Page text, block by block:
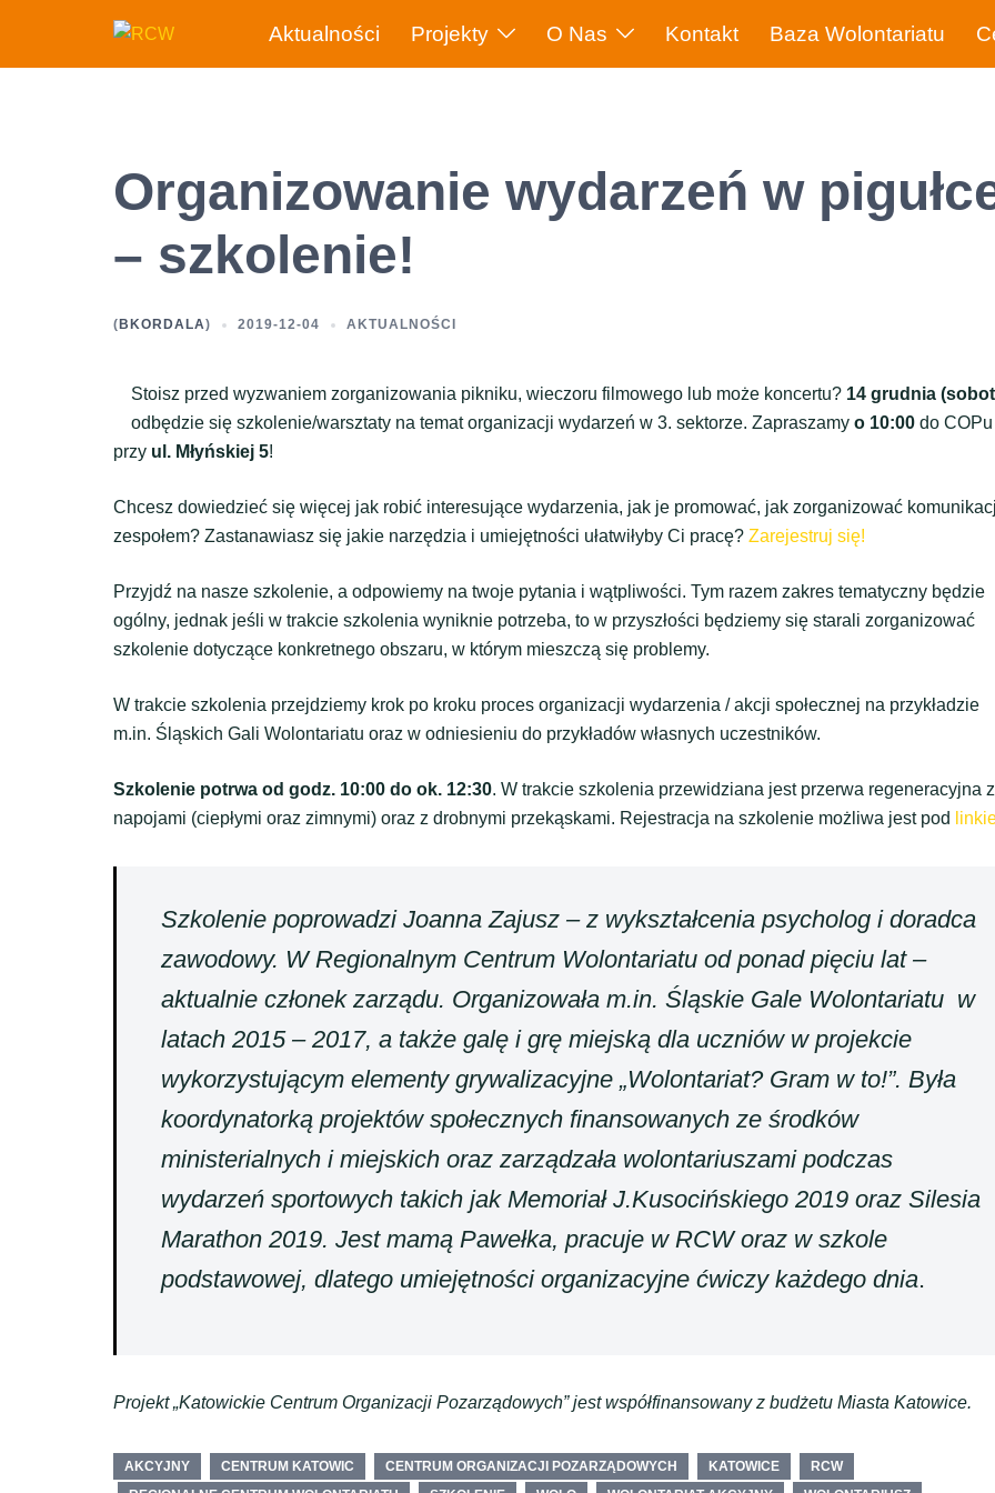
treści
Aktualności Projekty O Nas Kontakt Baza Wolontariatu
Organizowanie wydarzeń w
– szkolenie!
( BKORDALA) 2019-12-04 AKTUALNOŚCI
Stoisz przed wyzwaniem zorganizowania pikniku, wieczoru filmowego lub może koncertu? 14 grudnia
odbędzie się szkolenie/warsztaty na temat organizacji wydarzeń w 3. sektorze. Zapraszamy o 10:00 do COPu
przy ul. Młyńskiej 5!
Chcesz dowiedzieć się więcej jak robić interesujące wydarzenia, jak je promować, jak zorganizować
zespołem? Zastanawiasz się jakie narzędzia i umiejętności ułatwiłyby Ci pracę? Zarejestruj się!
Przyjdź na nasze szkolenie, a odpowiemy na twoje pytania i wątpliwości. Tym razem zakres tematyczny będzie
ogólny, jednak jeśli w trakcie szkolenia wyniknie potrzeba, to w przyszłości będziemy się starali zorganizować
szkolenie dotyczące konkretnego obszaru, w którym mieszczą się problemy.
W trakcie szkolenia przejdziemy krok po kroku proces organizacji wydarzenia / akcji społecznej na przykładzie
m.in. Śląskich Gali Wolontariatu oraz w odniesieniu do przykładów własnych uczestników.
Szkolenie potrwa od godz. 10:00 do ok. 12:30. W trakcie szkolenia przewidziana jest przerwa regeneracyjna z
napojami (ciepłymi oraz zimnymi) oraz z drobnymi przekąskami. Rejestracja na szkolenie możliwa jest pod
Szkolenie poprowadzi Joanna Zajusz – z wykształcenia psycholog i doradca
zawodowy. W Regionalnym Centrum Wolontariatu od ponad pięciu lat –
aktualnie członek zarządu. Organizowała m.in. Śląskie Gale Wolontariatu w
latach 2015 – 2017, a także galę i grę miejską dla uczniów w projekcie
wykorzystującym elementy grywalizacyjne „Wolontariat? Gram w to!”. Była
koordynatorką projektów społecznych finansowanych ze środków
ministerialnych i miejskich oraz zarządzała wolontariuszami podczas
wydarzeń sportowych takich jak Memoriał J.Kusocińskiego 2019 oraz Silesia
Marathon 2019. Jest mamą Pawełka, pracuje w RCW oraz w szkole
podstawowej, dlatego umiejętności organizacyjne ćwiczy każdego dnia.
Projekt „Katowickie Centrum Organizacji Pozarządowych” jest współfinansowany z budżetu Miasta Katowice.
AKCYJNY CENTRUM KATOWIC CENTRUM ORGANIZACJI POZARZĄDOWYCH KATOWICE
RCW